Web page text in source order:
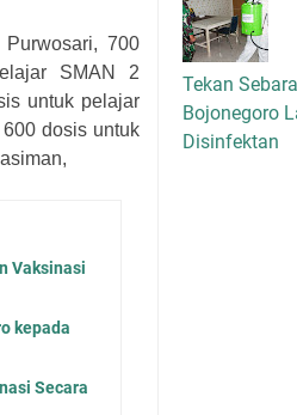
700
SMAN 2
untuk pelajar
dosis untuk
Vaksinasi
kepada
Secara
Tekan
Bojonegoro
Disinfektan